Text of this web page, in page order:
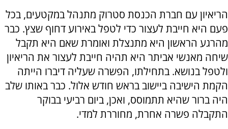
הריאיון עם חברת הכנסת סטרוק מתנהל במקטעים, בכל
פעם היא חייבת לעצור כדי לטפל באירוע דחוף שצץ. כבר
מהרגע הראשון היא מתנצלת ואומרת שאם היא תקבל
שיחה מאנשי אביתר היא תהיה חייבת לעצור את הריאיון
ולטפל בנושא. בתחילתו, הפשרה שעליה דיברו הייתה
הקמת הישיבה ביישוב בראש חודש אלול. כבר באותו שלב
היה ברור שהיא תתמוסס, ואכן, ביום רביעי בבוקר
התקבלה פשרה אחרת, מחוררת למדי.